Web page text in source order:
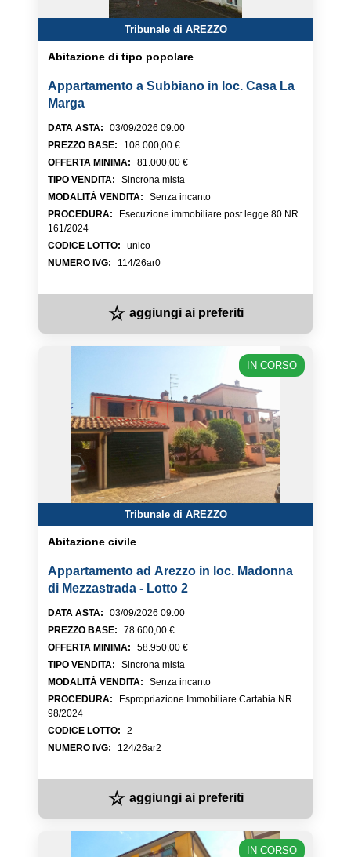
Tribunale di AREZZO
Abitazione di tipo popolare
Appartamento a Subbiano in loc. Casa La
Marga
DATA ASTA:
03/09/2026 09:00
PREZZO BASE:
108.000,00 €
OFFERTA MINIMA:
81.000,00 €
TIPO VENDITA:
Sincrona mista
MODALITÀ VENDITA:
Senza incanto
PROCEDURA:
Esecuzione immobiliare post legge 80 NR.
161/2024
CODICE LOTTO:
unico
NUMERO IVG: 114/26ar0
☆ aggiungi ai preferiti
IN CORSO
Tribunale di AREZZO
Abitazione civile
Appartamento ad Arezzo in loc. Madonna
di Mezzastrada - Lotto 2
DATA ASTA:
03/09/2026 09:00
PREZZO BASE:
78.600,00 €
OFFERTA MINIMA:
58.950,00 €
TIPO VENDITA:
Sincrona mista
MODALITÀ VENDITA:
Senza incanto
PROCEDURA:
Espropriazione Immobiliare Cartabia NR.
98/2024
CODICE LOTTO:
2
NUMERO IVG: 124/26ar2
☆ aggiungi ai preferiti
IN CORSO